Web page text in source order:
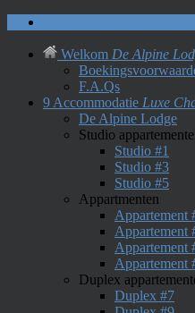
Welkom De Alpine
F.A.Qs
9 Accommodatie Luxe
De Alpine Lodge
Studio
Studio #1
Studio #3
Studio #5
Appartmenten
Appartement
Appartement
Appartement
Appartement
Duplex
Duplex #7